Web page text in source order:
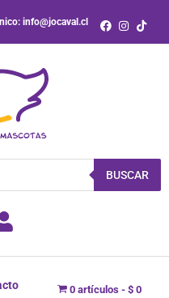
info@jocaval.cl
BUSCAR
0 artículos $ 0